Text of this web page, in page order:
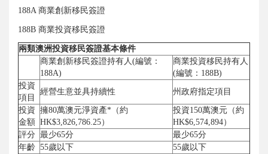
188A 商業創新移民簽證
188B 商業投資移民簽證
兩類澳洲投資移民簽證基本條件
商業創新移民簽證持有人(編號：
188A)
商業投資移民持有人
(編號：188B)
投資
項目
經營生意並具持續性 州政府指定項目
投資
金額
擁80萬澳元淨資產*（約
HK$3,826,786.25）
投資150萬澳元（約
HK$6,574,894）
評分 最少65分
最少65分
年齡 55歲以下 55歲以下